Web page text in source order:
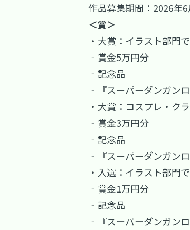
作品募集期間：2026
＜賞＞
・大賞：イラスト部門
‐賞金5万円分
‐記念品
‐『スーパーダンガン
・大賞：コスプレ・ク
‐賞金3万円分
‐記念品
‐『スーパーダンガン
・入選：イラスト部門
‐賞金1万円分
‐記念品
‐『スーパーダンガン